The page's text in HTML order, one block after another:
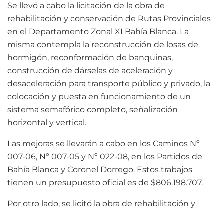
Se llevó a cabo la licitación de la obra de
rehabilitación y conservación de Rutas Provinciales
en el Departamento Zonal XI Bahía Blanca. La
misma contempla la reconstrucción de losas de
hormigón, reconformación de banquinas,
construcción de dárselas de aceleración y
desaceleración para transporte público y privado, la
colocación y puesta en funcionamiento de un
sistema semafórico completo, señalización
horizontal y vertical.
Las mejoras se llevarán a cabo en los Caminos Nº
007-06, Nº 007-05 y Nº 022-08, en los Partidos de
Bahía Blanca y Coronel Dorrego. Estos trabajos
tienen un presupuesto oficial es de $806.198.707.
Por otro lado, se licitó la obra de rehabilitación y